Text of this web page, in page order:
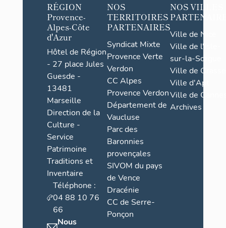
RÉGION
Provence-
Alpes-Côte
d'Azur
Hôtel de Région
- 27 place Jules
Guesde -
13481
Marseille
Direction de la
Culture -
Service
Patrimoine
Traditions et
Inventaire
Téléphone :
04 88 10 76
66
Nous
NOS
TERRITOIRES
PARTENAIRES
Syndicat Mixte
Provence Verte
Verdon
CC Alpes
Provence Verdon
Département de
Vaucluse
Parc des
Baronnies
provençales
SIVOM du pays
de Vence
Dracénie
CC de Serre-
Ponçon
NOS VILLES
Ville de Nice
Ville de l'Isle-
sur-la-Sorgue
Ville de Grasse
Ville d'Apt
Ville de
Archives